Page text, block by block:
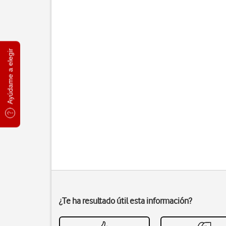
Ayúdame a elegir
¿Te ha resultado útil esta información?